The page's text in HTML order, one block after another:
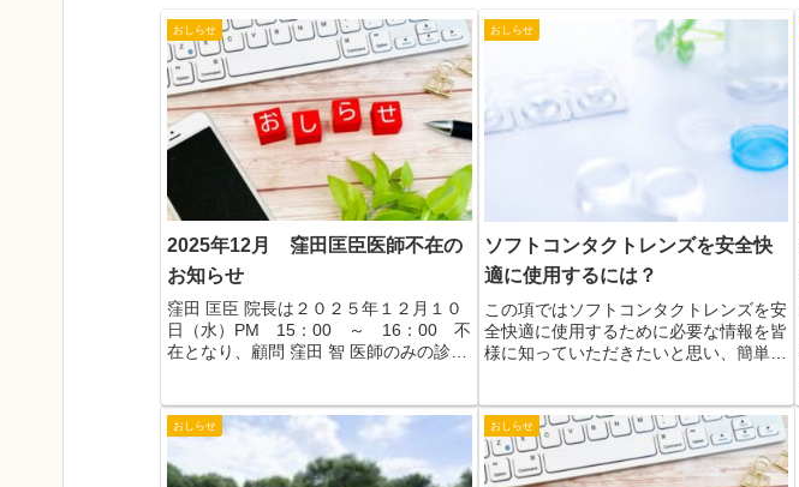
おしらせ
2025年12月 窪田匡臣医師不在の
お知らせ
窪田 匡臣 院長は２０２５年１２月１０
日（水）PM 15：00 ～ 16：00 不
在となり、顧問 窪田 智 医師のみの診察
おしらせ
ソフトコンタクトレンズを安全快
適に使用するには？
この項ではソフトコンタクトレンズを安
全快適に使用するために必要な情報を皆
様に知っていただきたいと思い、簡単に
いただける形にしましたので是非ご一読
ください。cae704...
おしらせ おしらせ